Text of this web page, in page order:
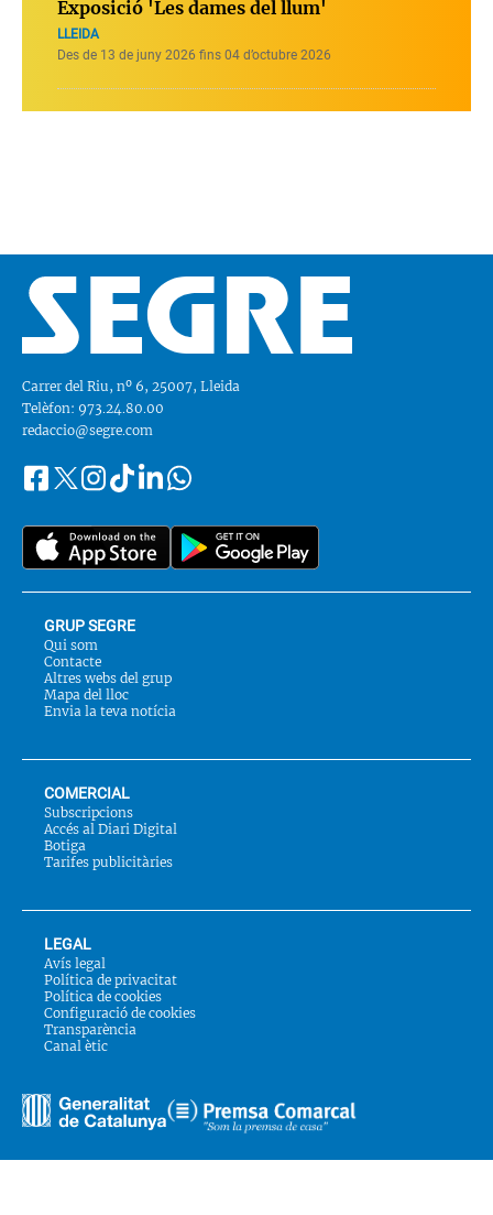
Exposició 'Les dames del llum'
LLEIDA
Des de 13 de juny 2026 fins 04 d’octubre 2026
Carrer del Riu, nº 6, 25007, Lleida
Telèfon: 973.24.80.00
redaccio@segre.com
Segueix-
a::
FacebookInstagram
TiktokLinkedinWhatsapp
GRUP SEGRE
Qui som
Contacte
Altres webs del grup
Mapa del lloc
Envia la teva notícia
COMERCIAL
Subscripcions
Accés al Diari Digital
Botiga
Tarifes publicitàries
LEGAL
Avís legal
Política de privacitat
Política de cookies
Configuració de cookies
Transparència
Canal ètic